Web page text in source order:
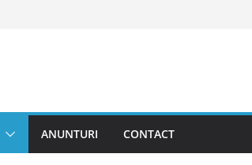
ANUNTURI CONTACT